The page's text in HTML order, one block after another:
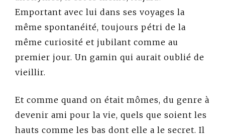
Emportant avec lui dans ses voyages la
même spontanéité, toujours pétri de la
même curiosité et jubilant comme au
premier jour. Un gamin qui aurait oublié de
vieillir.
Et comme quand on était mômes, du genre à
devenir ami pour la vie, quels que soient les
hauts comme les bas dont elle a le secret. Il